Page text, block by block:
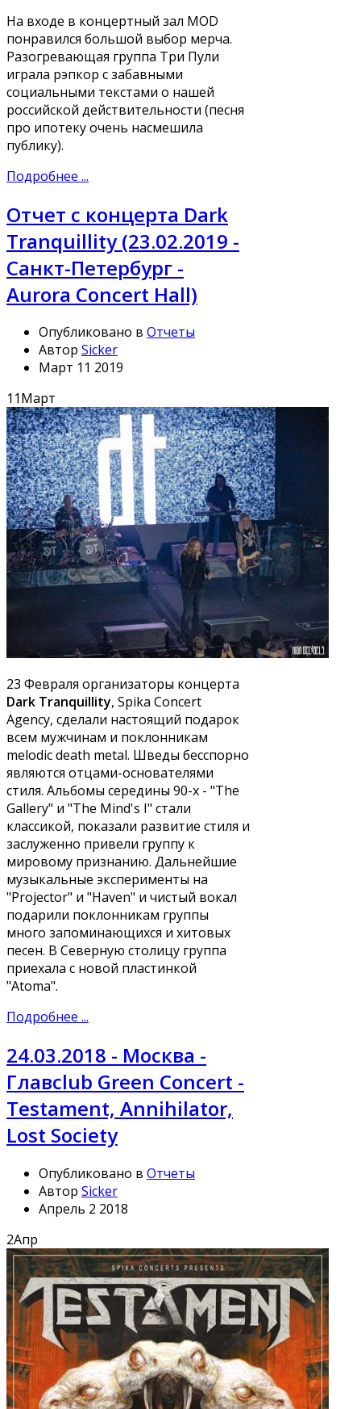
На входе в концертный зал MOD
понравился большой выбор мерча.
Разогревающая группа Три Пули
играла рэпкор с забавными
социальными текстами о нашей
российской действительности (песня
про ипотеку очень насмешила
публику).
Подробнее ...
Отчет с концерта Dark
Tranquillity (23.02.2019 -
Санкт-Петербург -
Aurora Concert Hall)
Опубликовано в Отчеты
Автор Sicker
Март 11 2019
11Март
23 Февраля организаторы концерта
Dark Tranquillity, Spika Concert
Agency, сделали настоящий подарок
всем мужчинам и поклонникам
melodic death metal. Шведы бесспорно
являются отцами-основателями
стиля. Альбомы середины 90-х - "The
Gallery" и "The Mind's I" стали
классикой, показали развитие стиля и
заслуженно привели группу к
мировому признанию. Дальнейшие
музыкальные эксперименты на
"Projector" и "Haven" и чистый вокал
подарили поклонникам группы
много запоминающихся и хитовых
песен. В Северную столицу группа
приехала с новой пластинкой
"Atoma".
Подробнее ...
24.03.2018 - Москва -
Главclub Green Concert -
Testament, Annihilator,
Lost Society
Опубликовано в Отчеты
Автор Sicker
Апрель 2 2018
2Апр